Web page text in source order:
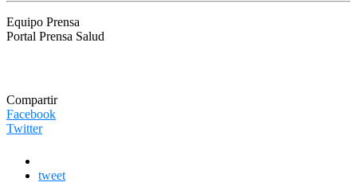
Equipo Prensa
Portal Prensa Salud
Compartir
Facebook
Twitter
tweet